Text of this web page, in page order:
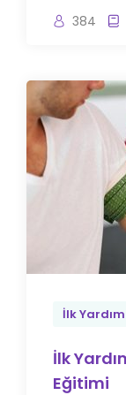
384
İlk Yardım
İlk
Eğitimi